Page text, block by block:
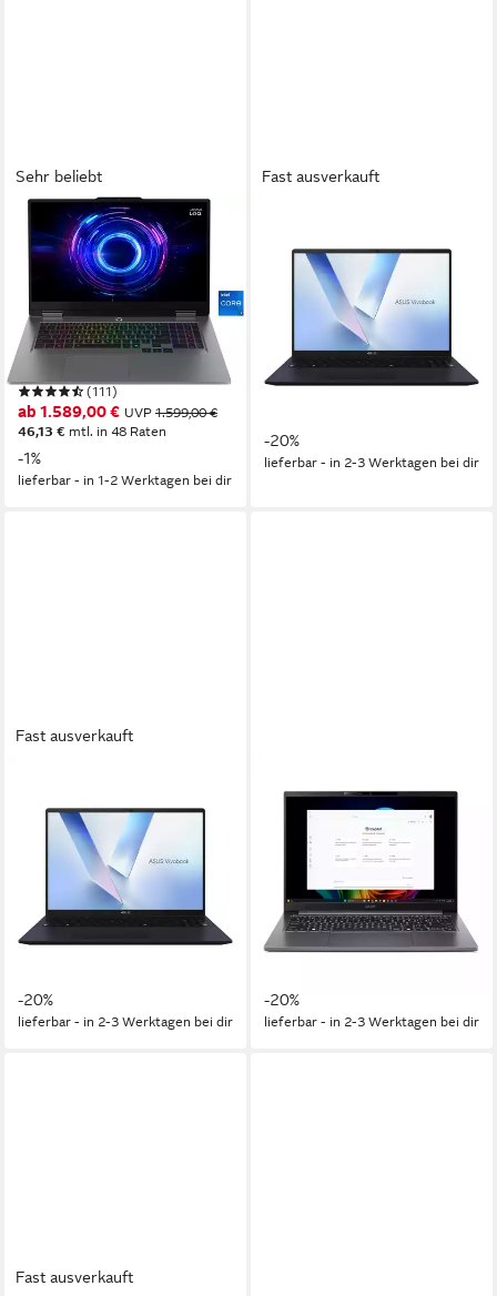
Sehr beliebt
LENOVO
LOQ 17IRX10 RTX
5050/5060/5070 Gaming-
17,3 Zoll Bildschirmdiagonale
Intel Core i7 Prozessor
(111)
ab 1.589,00 € UVP 1.599,00 €
46,13 € mtl. in 48 Raten
-1%
lieferbar - in 1-2 Werktagen bei dir
Fast ausverkauft
Intel Core Ultra 7 255H
Notebook
Bildschirmdiagonale
Intel® Core™ Ultra 7 Prozessor
Arc™ 140T
Grafikkarte
-20%
lieferbar - in 2-3 Werktagen bei dir
Fast ausverkauft
Intel Core Ultra 7 255H
Notebook
Bildschirmdiagonale
Intel® Core™ Ultra 7 Prozessor
Arc™ 140T
Grafikkarte
-20%
lieferbar - in 2-3 Werktagen bei dir
TravelMate X4 - 14" WUXGA -
Intel Core Ultra 7 258V
Business-Notebook
Bildschirmdiagonale
Intel® Core™ Ultra 7 Prozessor
Arc™ 140V Grafikkarte
ab 2.409,00 € 3.019,00 €
-20%
lieferbar - in 2-3 Werktagen bei dir
Fast ausverkauft